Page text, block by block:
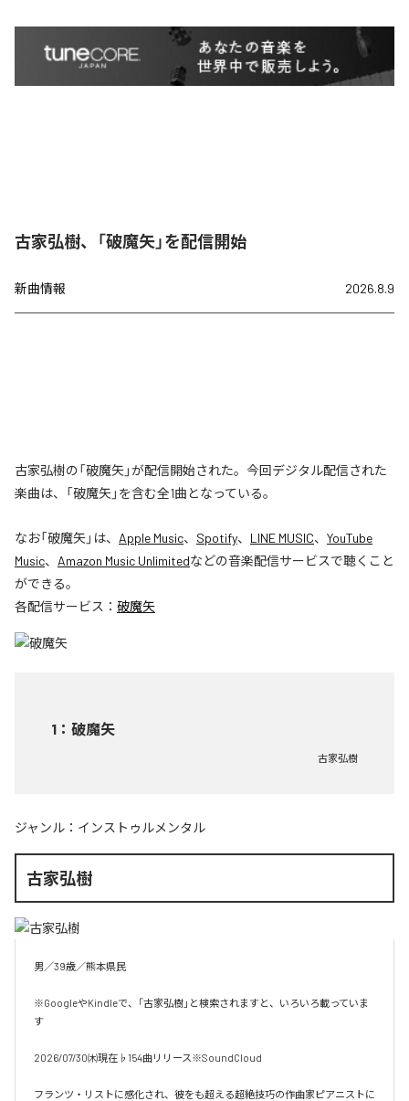
古家弘樹、「破魔矢」を配信開始
新曲情報 2026.8.9
古家弘樹の「破魔矢」が配信開始された。今回デジタル配信された
楽曲は、「破魔矢」を含む全1曲となっている。
なお「破魔矢」は、 Apple Music、 Spotify、 LINE MUSIC、 YouTube
Music、 Amazon Music Unlimitedなどの音楽配信サービスで聴くこと
ができる。
各配信サービス： 破魔矢
1 ： 破魔矢
古家弘樹
ジャンル： インストゥルメンタル
古家弘樹
男／39歳／熊本県民
※GoogleやKindleで、「古家弘樹」と検索されますと、いろいろ載っていま
す
2026/07/30㈭現在♭154曲リリース※SoundCloud
フランツ・リストに感化され、彼をも超える超絶技巧の作曲家ピアニストに